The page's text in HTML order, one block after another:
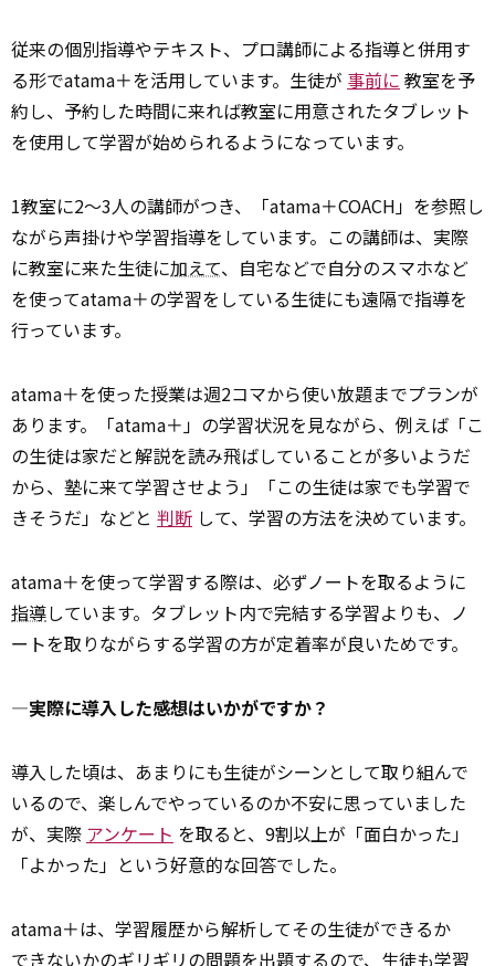
従来の個別指導やテキスト、プロ講師による指導と併用す
る形でatama＋を活用しています。生徒が 事前に 教室を予
約し、予約した時間に来れば教室に用意されたタブレット
を使用して学習が始められるようになっています。
1教室に2～3人の講師がつき、「atama＋COACH」を参照し
ながら声掛けや学習指導をしています。この講師は、実際
に教室に来た生徒に加えて、自宅などで自分のスマホなど
を使ってatama＋の学習をしている生徒にも遠隔で指導を
行っています。
atama＋を使った授業は週2コマから使い放題までプランが
あります。「atama＋」の学習状況を見ながら、例えば「こ
の生徒は家だと解説を読み飛ばしていることが多いようだ
から、塾に来て学習させよう」「この生徒は家でも学習で
きそうだ」などと 判断 して、学習の方法を決めています。
atama＋を使って学習する際は、必ずノートを取るように
指導しています。タブレット内で完結する学習よりも、ノ
ートを取りながらする学習の方が定着率が良いためです。
―実際に導入した感想はいかがですか？
導入した頃は、あまりにも生徒がシーンとして取り組んで
いるので、楽しんでやっているのか不安に思っていました
が、実際 アンケート を取ると、9割以上が「面白かった」
「よかった」という好意的な回答でした。
atama＋は、学習履歴から解析してその生徒ができるか
できないかのギリギリの問題を出題するので、生徒も学習